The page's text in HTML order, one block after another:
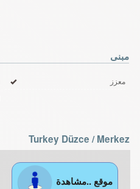
مبنى
معزز
Turkey Düzce / Merkez
موقع ..مشاهدة